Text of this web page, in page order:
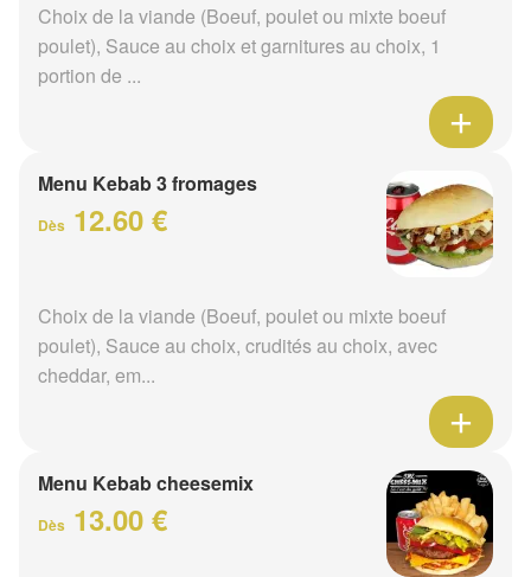
Choix de la viande (Boeuf, poulet ou mixte boeuf
poulet), Sauce au choix et garnitures au choix, 1
portion de ...
Menu Kebab 3 fromages
Dès 12.60 €
Choix de la viande (Boeuf, poulet ou mixte boeuf
poulet), Sauce au choix, crudités au choix, avec
cheddar, em...
Menu Kebab cheesemix
Dès 13.00 €